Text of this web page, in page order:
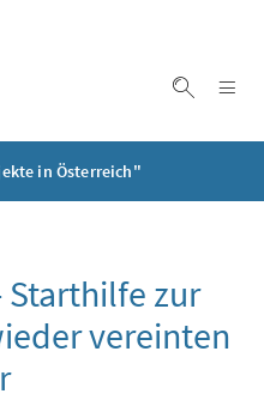
in Österreich"
Starthilfe zur
vereinten